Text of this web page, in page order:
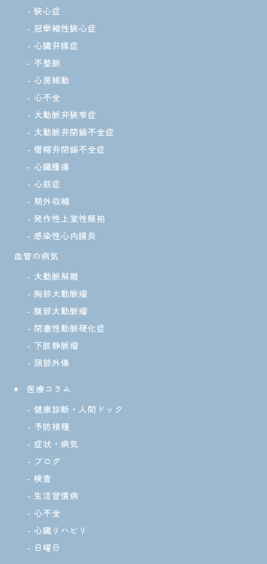
狭心症
冠攣縮性狭心症
心臓弁膜症
不整脈
心房細動
心不全
大動脈弁狭窄症
大動脈弁閉鎖不全症
僧帽弁閉鎖不全症
心臓腫瘍
心筋症
期外収縮
発作性上室性頻拍
感染性心内膜炎
血管の病気
大動脈解離
胸部大動脈瘤
腹部大動脈瘤
閉塞性動脈硬化症
下肢静脈瘤
頭部外傷
医療コラム
健康診断・人間ドック
予防接種
症状・病気
ブログ
検査
生活習慣病
心不全
心臓リハビリ
日曜日